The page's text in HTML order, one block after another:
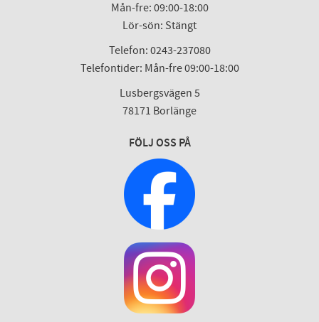
Mån-fre: 09:00-18:00
Lör-sön: Stängt
Telefon: 0243-237080
Telefontider: Mån-fre 09:00-18:00
Lusbergsvägen 5
78171 Borlänge
FÖLJ OSS PÅ